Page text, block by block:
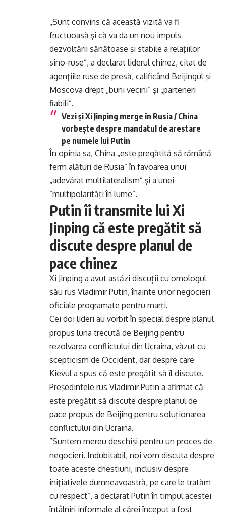
„Sunt convins că această vizită va fi
fructuoasă şi că va da un nou impuls
dezvoltării sănătoase şi stabile a relaţiilor
sino-ruse”, a declarat liderul chinez, citat de
agenţiile ruse de presă, calificând Beijingul şi
Moscova drept „buni vecini” şi „parteneri
fiabili”.
Vezi șiXi Jinping merge în Rusia / China
vorbește despre mandatul de arestare
pe numele lui Putin
În opinia sa, China „este pregătită să rămână
ferm alături de Rusia” în favoarea unui
„adevărat multilateralism” şi a unei
”multipolarităţi în lume”.
Putin îi transmite lui Xi
Jinping că este pregătit să
discute despre planul de
pace chinez
Xi Jinping a avut astăzi discuții cu omologul
său rus Vladimir Putin, înainte unor negocieri
oficiale programate pentru marţi.
Cei doi lideri au vorbit în special despre planul
propus luna trecută de Beijing pentru
rezolvarea conflictului din Ucraina, văzut cu
scepticism de Occident, dar despre care
Kievul a spus că este pregătit să îl discute.
Preşedintele rus Vladimir Putin a afirmat că
este pregătit să discute despre planul de
pace propus de Beijing pentru soluţionarea
conflictului din Ucraina.
”Suntem mereu deschişi pentru un proces de
negocieri. Indubitabil, noi vom discuta despre
toate aceste chestiuni, inclusiv despre
iniţiativele dumneavoastră, pe care le tratăm
cu respect”, a declarat Putin în timpul acestei
întâlniri informale al cărei început a fost